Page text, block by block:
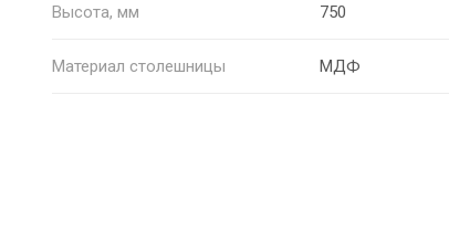
Высота, мм 750
Материал столешницы МДФ